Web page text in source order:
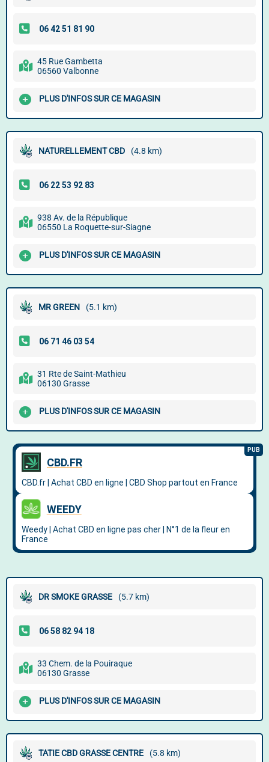
45 Rue Gambetta
06560 Valbonne
PLUS D'INFOS SUR CE MAGASIN
NATURELLEMENT CBD (4.8 km)
938 Av. de la République
06550 La Roquette-sur-Siagne
PLUS D'INFOS SUR CE MAGASIN
MR GREEN (5.1 km)
31 Rte de Saint-Mathieu
06130 Grasse
PLUS D'INFOS SUR CE MAGASIN
DR SMOKE GRASSE (5.7 km)
33 Chem. de la Pouiraque
06130 Grasse
PLUS D'INFOS SUR CE MAGASIN
TATIE CBD GRASSE CENTRE (5.8 km)